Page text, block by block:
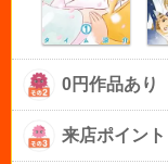
0円作品あり
来店ポイント